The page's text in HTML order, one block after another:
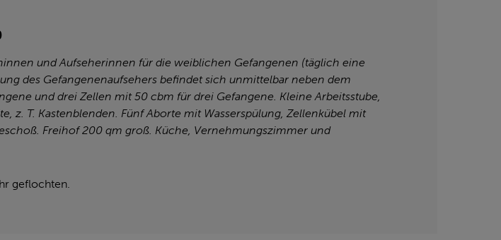
und Aufseherinnen für die weiblichen Gefangenen (täglich eine
des Gefangenenaufsehers befindet sich unmittelbar neben dem
und drei Zellen mit 50 cbm für drei Gefangene. Kleine Arbeitsstube,
z. T. Kastenblenden. Fünf Aborte mit Wasserspülung, Zellenkübel mit
Freihof 200 qm groß. Küche, Vernehmungszimmer und
geflochten.